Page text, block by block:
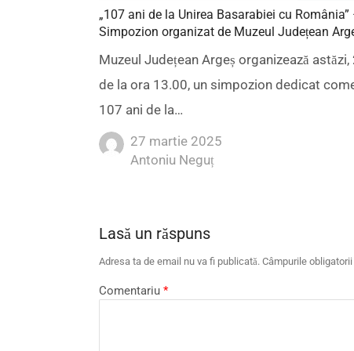
„107 ani de la Unirea Basarabiei cu România”
Simpozion organizat de Muzeul Județean
Muzeul Județean Argeș organizează
de la ora 13.00, un simpozion dedicat
107 ani de la…
27 martie 2025
Author
Antoniu Neguț
Lasă un răspuns
Adresa ta de email nu va fi publicată. Câmpurile
Comentariu *